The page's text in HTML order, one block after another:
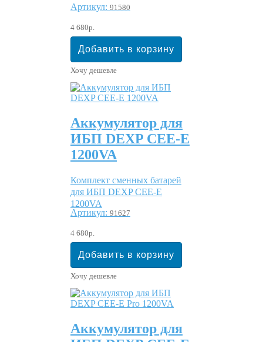
Артикул: 91580
4 680р.
Хочу дешевле
Аккумулятор для
ИБП DEXP CEE-E
1200VA
Комплект сменных батарей
для ИБП DEXP CEE-E
1200VA
Артикул: 91627
4 680р.
Хочу дешевле
Аккумулятор для